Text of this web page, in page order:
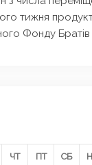
тижня
Фонду
ЧТ ПТ СБ